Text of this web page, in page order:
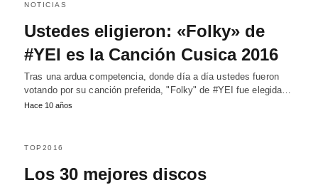
NOTICIAS
Ustedes eligieron: «Folky» de
#YEI es la Canción Cusica 2016
Tras una ardua competencia, donde día a día ustedes fueron
votando por su canción preferida, "Folky" de #YEI fue elegida…
Hace 10 años
TOP2016
Los 30 mejores discos